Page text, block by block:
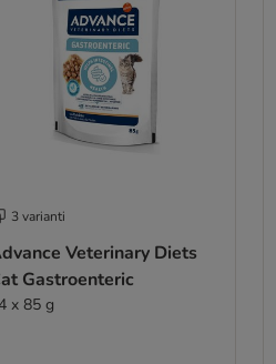
3 varianti
Veterinary Diets
Gastroenteric
x 85 g